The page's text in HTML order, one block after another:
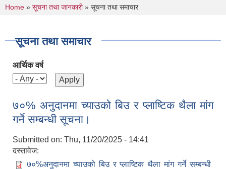
You are here
Home » सूचना तथा जानकारी» सूचना तथा समाचार
सूचना तथा समाचार
आर्थिक वर्ष
७०% अनुदानमा च्याउको बिउ र प्लाष्टिक थैला मांग
गर्ने सम्बन्धी सूचना।
Submitted on: Thu, 11/20/2025 - 14:41
दस्तावेज:
७०%अनुदानमा च्याउको बिउ र प्लाष्टिक थैला मांग गर्ने सम्बन्धी